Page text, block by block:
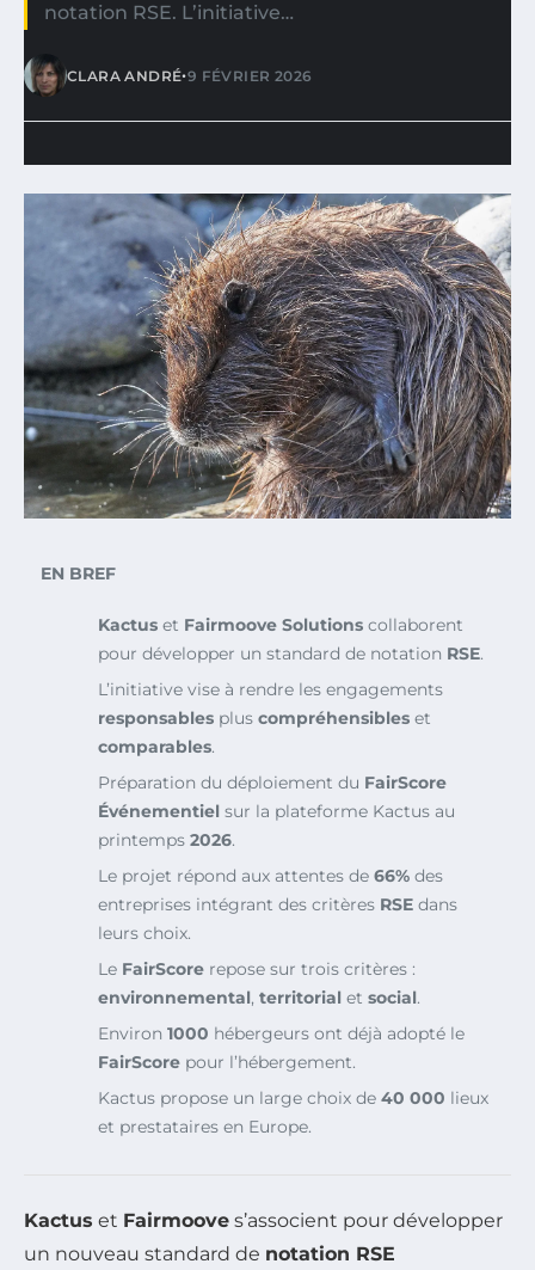
notation RSE. L’initiative…
CLARA ANDRÉ•9 FÉVRIER 2026
EN BREF
Kactus et Fairmoove Solutions collaborent
pour développer un standard de notation RSE.
L’initiative vise à rendre les engagements
responsables plus compréhensibles et
comparables.
Préparation du déploiement du FairScore
Événementiel sur la plateforme Kactus au
printemps 2026.
Le projet répond aux attentes de 66% des
entreprises intégrant des critères RSE dans
leurs choix.
Le FairScore repose sur trois critères :
environnemental, territorial et social.
Environ 1000 hébergeurs ont déjà adopté le
FairScore pour l’hébergement.
Kactus propose un large choix de 40 000 lieux
et prestataires en Europe.
Kactus et Fairmoove s’associent pour développer
un nouveau standard de notation RSE